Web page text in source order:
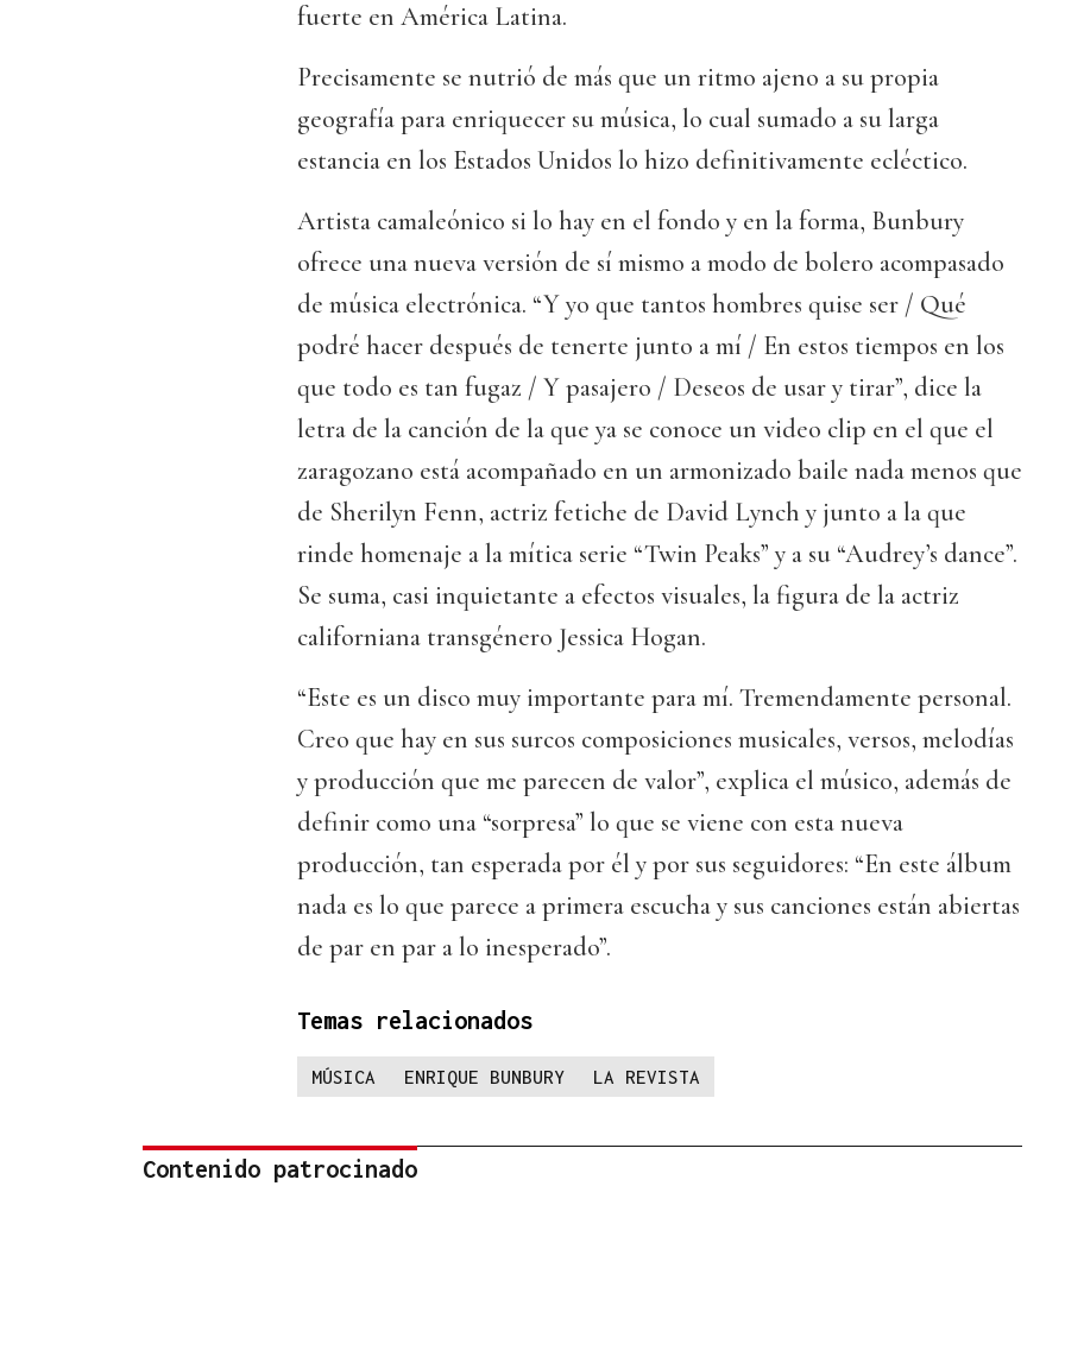
fuerte en América Latina.
Precisamente se nutrió de más que un ritmo ajeno a su propia
geografía para enriquecer su música, lo cual sumado a su larga
estancia en los Estados Unidos lo hizo definitivamente ecléctico.
Artista camaleónico si lo hay en el fondo y en la forma, Bunbury
ofrece una nueva versión de sí mismo a modo de bolero acompasado
de música electrónica. “Y yo que tantos hombres quise ser / Qué
podré hacer después de tenerte junto a mí / En estos tiempos en los
que todo es tan fugaz / Y pasajero / Deseos de usar y tirar”, dice la
letra de la canción de la que ya se conoce un video clip en el que el
zaragozano está acompañado en un armonizado baile nada menos que
de Sherilyn Fenn, actriz fetiche de David Lynch y junto a la que
rinde homenaje a la mítica serie “Twin Peaks” y a su “Audrey’s dance”.
Se suma, casi inquietante a efectos visuales, la figura de la actriz
californiana transgénero Jessica Hogan.
“Este es un disco muy importante para mí. Tremendamente personal.
Creo que hay en sus surcos composiciones musicales, versos, melodías
y producción que me parecen de valor”, explica el músico, además de
definir como una “sorpresa” lo que se viene con esta nueva
producción, tan esperada por él y por sus seguidores: “En este álbum
nada es lo que parece a primera escucha y sus canciones están abiertas
de par en par a lo inesperado”.
Temas relacionados
MÚSICA ENRIQUE BUNBURY LA REVISTA
Contenido patrocinado